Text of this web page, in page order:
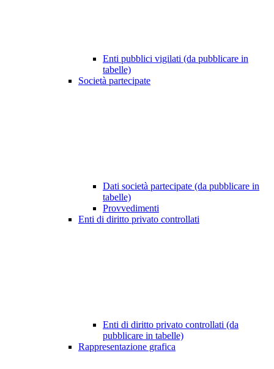
Enti pubblici vigilati (da pubblicare in
tabelle)
Società partecipate
Dati società partecipate (da pubblicare in
tabelle)
Provvedimenti
Enti di diritto privato controllati
Enti di diritto privato controllati (da
pubblicare in tabelle)
Rappresentazione grafica